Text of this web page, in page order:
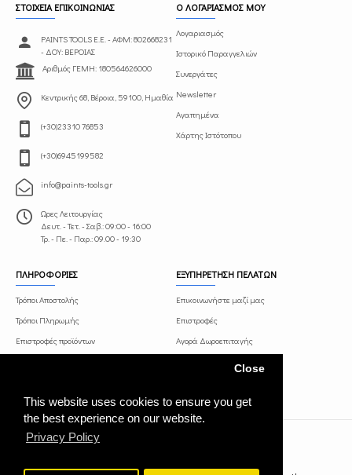
This website uses cookies to ensure you get
the best experience on our website.
Privacy Policy
Close
ΣΤΟΙΧΕΙΑ ΕΠΙΚΟΙΝΩΝΙΑΣ
PAINTS TOOLS Ε.Ε. - ΑΦΜ: 802668231
- ΔΟΥ: ΒΕΡΟΙΑΣ
Αριθμός ΓΕΜΗ: 180564626000
Κεντρικής 68, Βέροια, 59100, Ημαθία
(+30)23310 76853
(+30)6945199582
info@paints-tools.gr
Ωρες Λειτουργίας
Δευτ. - Τετ. - Σαβ.: 09:00 - 16:00
Τρ. - Πε. - Παρ.: 09.00 - 19:30
Ο ΛΟΓΑΡΙΑΣΜΟΣ ΜΟΥ
Λογαριασμός
Ιστορικό Παραγγελιών
Συνεργάτες
Newsletter
Αγαπημένα
Χάρτης Ιστότοπου
ΠΛΗΡΟΦΟΡΙΕΣ
Τρόποι Αποστολής
Τρόποι Πληρωμής
Επιστροφές προϊόντων
ΕΞΥΠΗΡΕΤΗΣΗ ΠΕΛΑΤΩΝ
Επικοινωνήστε μαζί μας
Επιστροφές
Αγορά Δωροεπιταγής